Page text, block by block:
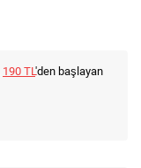
190 TL'den başlayan